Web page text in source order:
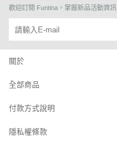
歡迎訂閱 Funtina，掌握新品活動資訊
關於
全部商品
付款方式說明
隱私權條款